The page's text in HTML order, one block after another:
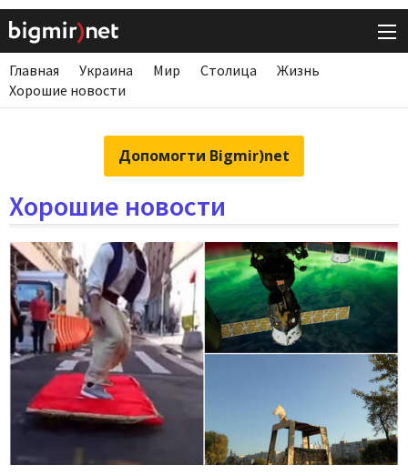
Главная Украина Мир Столица
Жизнь
Хорошие новости
Допомогти Bigmir)net
Хорошие новости